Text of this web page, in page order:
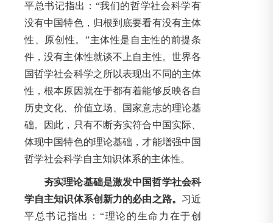
平总书记指出：“我们的哲学社会科学有
没有中国特色，归根到底要看有没有主体
性、原创性。”主体性是自主性的前提条
件，没有主体性就谈不上自主性。世界各
国哲学社会科学之所以表现出不同的主体
性，根本原因就在于都有着能够反映各自
历史文化、价值立场、国家意志的理论基
础。因此，只有不断夯实符合中国实际、
体现中国特色的理论基础，才能增强中国
哲学社会科学自主知识体系的主体性。
夯实理论基础是激发中国哲学社会科
学自主知识体系创新力的必由之路。 习近
平总书记指出：“理论的生命力在于创